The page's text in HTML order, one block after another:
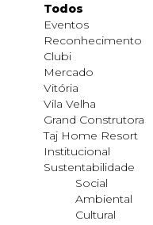
Todos
Eventos
Reconhecimento
Clubi
Mercado
Vitória
Vila Velha
Grand Construtora
Taj Home Resort
Institucional
Sustentabilidade
Social
Ambiental
Cultural